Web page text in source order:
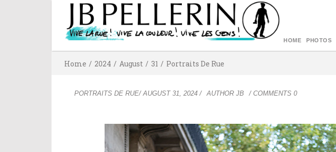
HOME PHOTOS
Home / 2024 / August / 31 / Portraits De Rue
PORTRAITS DE RUE/AUGUST 31, 2024 / AUTHOR JB / COMMENTS 0